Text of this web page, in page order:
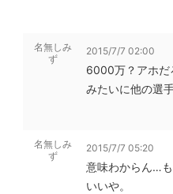
名無しみ
ず
2015/7/7 02:00
6000万？アホだ
みたいに他の選
名無しみ
ず
2015/7/7 05:20
意味わからん…
いいや。